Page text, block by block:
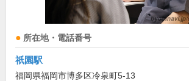
所在地・電話番号
祇園駅
福岡県福岡市博多区冷泉町5-13